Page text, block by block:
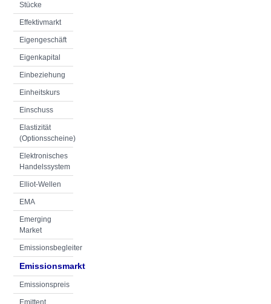
Stücke
Effektivmarkt
Eigengeschäft
Eigenkapital
Einbeziehung
Einheitskurs
Einschuss
Elastizität
(Optionsscheine)
Elektronisches
Handelssystem
Elliot-Wellen
EMA
Emerging
Market
Emissionsbegleiter
Emissionsmarkt
Emissionspreis
Emittent